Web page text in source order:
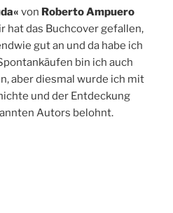
von Roberto Ampuero
hat das Buchcover gefallen,
gut an und da habe ich
bin ich auch
aber diesmal wurde ich mit
und der Entdeckung
Autors belohnt.